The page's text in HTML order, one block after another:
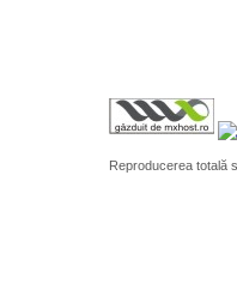
Reproducerea totală